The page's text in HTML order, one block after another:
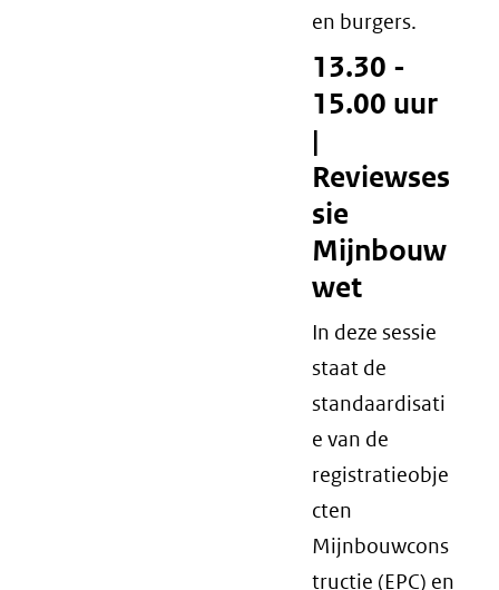
en burgers.
13.30 -
15.00 uur
|
Reviewses
sie
Mijnbouw
wet
In deze sessie
staat de
standaardisati
e van de
registratieobje
cten
Mijnbouwcons
tructie (EPC) en